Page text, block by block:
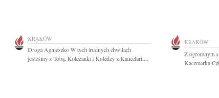
KRAKÓW
Droga Agnieszko W tych trudnych chwilach
jesteśmy z Tobą. Koleżanki i Koledzy z Kancelarii...
KRAKÓW
Z ogromnym
Kaczmarka